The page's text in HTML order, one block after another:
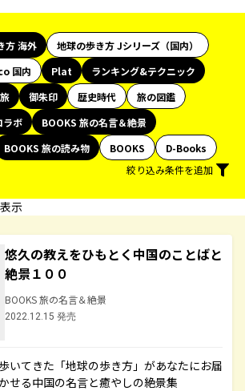
方 海外
地球の歩き方 Jシリーズ（国内）
国内 Plat
ランキング&テクニック
御朱印 歴史時代
旅の図鑑
ラボ
BOOKS 旅の名言＆絶景
BOOKS 旅の読み物 BOOKS
D-Books
絞り込み条件を追加
示
悠久の教えをひもとく中国のことばと
絶景１００
BOOKS 旅の名言＆絶景
2022.12.15 発売
いてきた「地球の歩き方」があなたにお届
せる中国の名言と癒やしの絶景集